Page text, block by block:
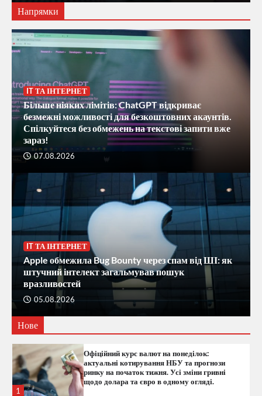
Напрямки
IT ТА ІНТЕРНЕТ
Більше ніяких лімітів: ChatGPT відкриває
безмежні можливості для безкоштовних акаунтів.
Спілкуйтеся без обмежень на текстові запити вже
зараз!
07.08.2026
IT ТА ІНТЕРНЕТ
Apple обмежила Bug Bounty через спам від ШІ: як
штучний інтелект загальмував пошук
вразливостей
05.08.2026
Нове
2
Україна різко наростила імпорт сала: обсяги
закордонних закупівель у першому півріччі
зросли понад як у 1,5 раза
3
Морський терор РФ під прицілом:
українські дрони уразили 218 ворожих
суден у Чорному та Азовському морях
Більше ніяких лімітів: ChatGPT відкриває
безмежні можливості для безкоштовних
акаунтів. Спілкуйтеся без обмежень на
текстові запити вже зараз!
Фінал тижня на валютному ринку: гривня
втратила позиції в обмінниках — актуальні
курси долара та євро.
6
Долар пішов угору: актуальний курс у
1
Офіційний курс валют на понеділок:
актуальні котирування НБУ та прогнози
ринку на початок тижня. Усі зміни гривні
щодо долара та євро в одному огляді.